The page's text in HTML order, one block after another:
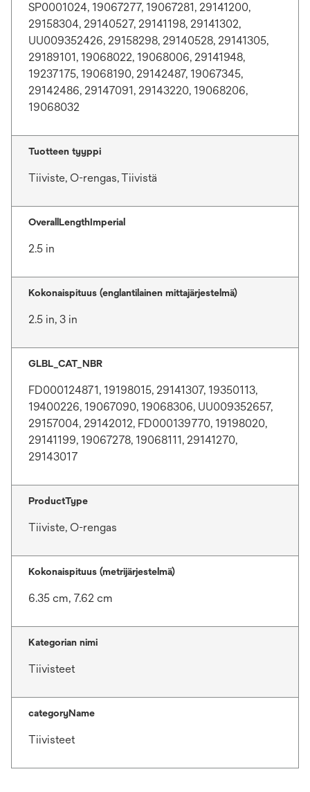
SP0001024, 19067277, 19067281, 29141200,
29158304, 29140527, 29141198, 29141302,
UU009352426, 29158298, 29140528, 29141305,
29189101, 19068022, 19068006, 29141948,
19237175, 19068190, 29142487, 19067345,
29142486, 29147091, 29143220, 19068206,
19068032
Tuotteen tyyppi
Tiiviste, O-rengas, Tiivistä
OverallLengthImperial
2.5 in
Kokonaispituus (englantilainen mittajärjestelmä)
2.5 in, 3 in
GLBL_CAT_NBR
FD000124871, 19198015, 29141307, 19350113,
19400226, 19067090, 19068306, UU009352657,
29157004, 29142012, FD000139770, 19198020,
29141199, 19067278, 19068111, 29141270,
29143017
ProductType
Tiiviste, O-rengas
Kokonaispituus (metrijärjestelmä)
6.35 cm, 7.62 cm
Kategorian nimi
Tiivisteet
categoryName
Tiivisteet